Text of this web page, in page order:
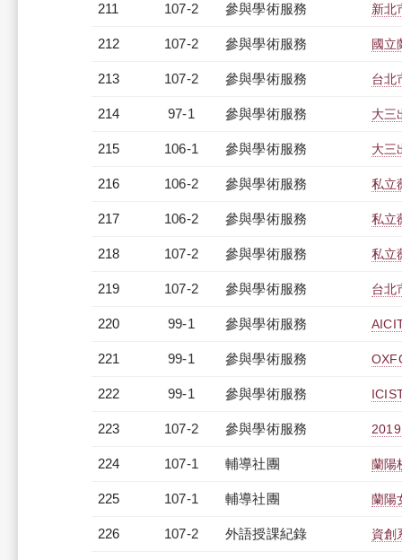
211 107-2 參與學術服務 新北
212 107-2 參與學術服務 國立
213 107-2 參與學術服務 台北
214 97-1 參與學術服務 大三
215 106-1 參與學術服務 大三
216 106-2 參與學術服務 私立
217 106-2 參與學術服務 私立
218 107-2 參與學術服務 私立
219 107-2 參與學術服務 台北
220 99-1 參與學術服務
221 99-1 參與學術服務
222 99-1 參與學術服務
223 107-2 參與學術服務
224 107-1 輔導社團 蘭陽
225 107-1 輔導社團 蘭陽
226 107-2 外語授課紀錄 資創